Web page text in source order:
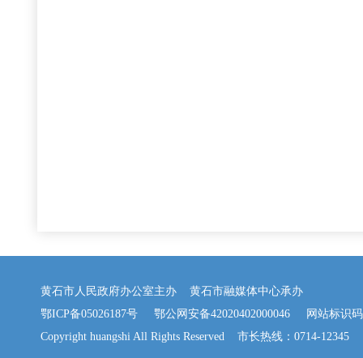
黄石市人民政府办公室主办 黄石市融媒体中心承办
鄂ICP备05026187号
鄂公网安备42020402000046 网站标识码
Copyright huangshi All Rights Reserved 市长热线：0714-12345